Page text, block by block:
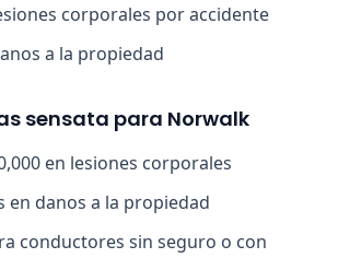
corporales por accidente
a la propiedad
sensata para Norwalk
en lesiones corporales
en danos a la propiedad
conductores sin seguro o con